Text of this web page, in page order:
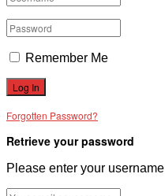
Remember Me
Forgotten Password?
Retrieve your password
Please enter your